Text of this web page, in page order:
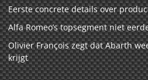
Eerste concrete details over
Alfa Romeo’s topsegment niet
Olivier François zegt dat Abarth
krijgt